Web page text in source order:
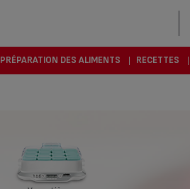
PRÉPARATION DES ALIMENTS RECETTES